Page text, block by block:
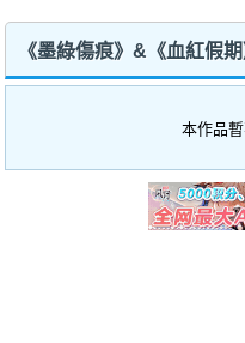
《墨綠傷痕》&《血紅假
本作品